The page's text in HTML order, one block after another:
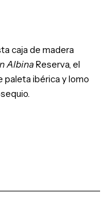
caja de madera
AlbinaReserva, el
paleta ibérica y lomo